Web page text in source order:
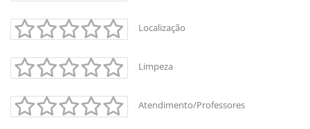
Localização
Limpeza
Atendimento/Professores